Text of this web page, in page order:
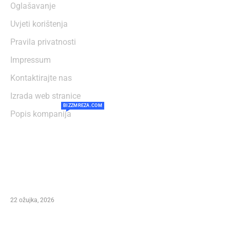
Oglašavanje
Uvjeti korištenja
Pravila privatnosti
Impressum
Kontaktirajte nas
Izrada web stranice
Popis kompanija
BIZZMREZA.COM
22 ožujka, 2026